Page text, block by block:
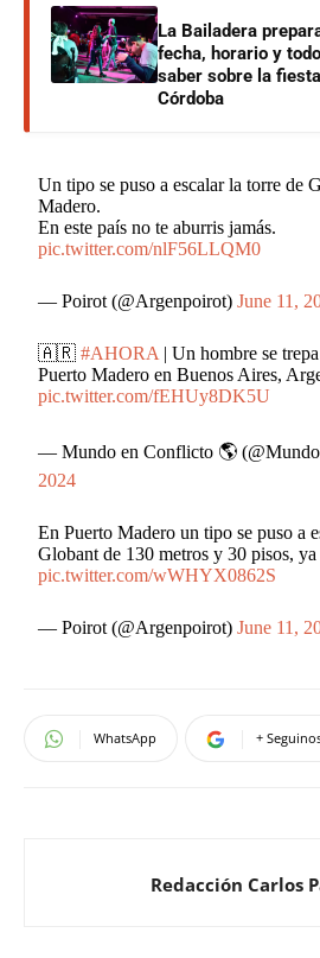
La Bailadera
fecha, horario y
saber sobre la
Córdoba
Un tipo se puso a escalar la torre de
Madero.
En este país no te aburris jamás.
pic.twitter.com/nlF56LLQM0
— Poirot (@Argenpoirot)June 11,
🇦🇷#AHORA| Un hombre se
Puerto Madero en Buenos Aires,
pic.twitter.com/fEHUy8DK5U
— Mundo en Conflicto 🌎
2024
En Puerto Madero un tipo se puso a
Globant de 130 metros y 30 pisos,
pic.twitter.com/wWHYX0862S
— Poirot (@Argenpoirot)June 11,
WhatsApp +
Redacción Carlos